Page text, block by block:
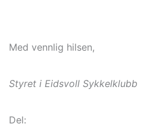
Med vennlig hilsen,
Styret i Eidsvoll Sykkelklubb
Del: